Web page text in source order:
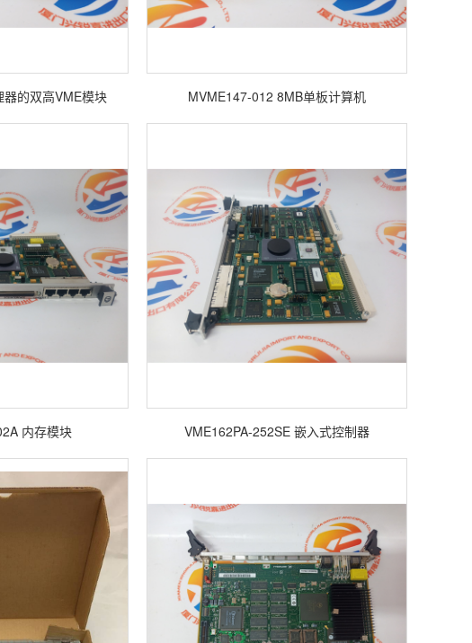
的双高VME模块 MVME147-012 8MB单板计算机
内存模块 VME162PA-252SE 嵌入式控制器